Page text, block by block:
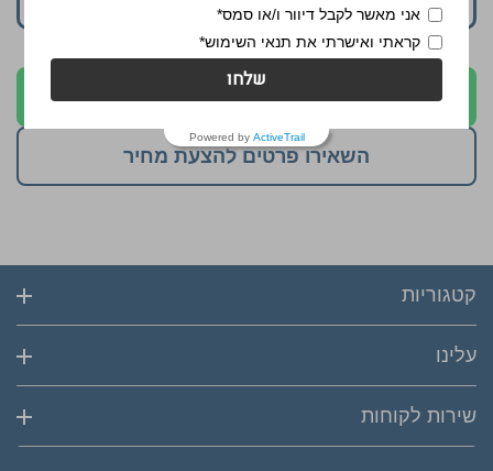
לקבלת הצעה בוואטסאפ
השאירו פרטים להצעת מחיר
קטגוריות
עלינו
שירות לקוחות
אני מאשר לקבל דיוור ו/או סמס*
קראתי ואישרתי את תנאי השימוש*
שלחו
Powered by ActiveTrail